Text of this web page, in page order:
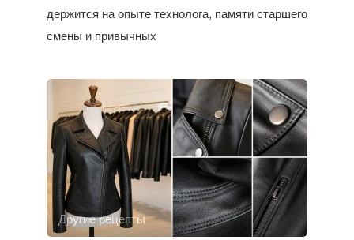
держится на опыте технолога, памяти старшего
смены и привычных
Другие рецепты